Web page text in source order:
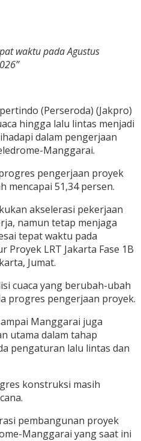
waktu pada Agustus
(Perseroda) (Jakpro)
hingga lalu lintas menjadi
dalam pengerjaan
Manggarai.
pengerjaan proyek
mencapai 51,34 persen.
akselerasi pekerjaan
namun tetap menjaga
tepat waktu pada
Proyek LRT Jakarta Fase 1B
Jumat.
cuaca yang berubah-ubah
progres pengerjaan proyek.
Manggarai juga
utama dalam tahap
pengaturan lalu lintas dan
konstruksi masih
pembangunan proyek
Manggarai yang saat ini